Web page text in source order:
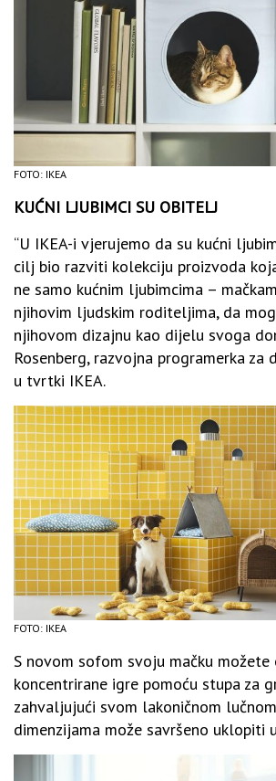
FOTO: IKEA
KUĆNI LJUBIMCI SU OBITELJ
“U IKEA-i vjerujemo da su kućni
cilj bio razviti kolekciju proizvoda
ne samo kućnim ljubimcima –
njihovim ljudskim roditeljima, da
njihovom dizajnu kao dijelu svoga
Rosenberg, razvojna programerka za
u tvrtki IKEA.
FOTO: IKEA
S novom sofom svoju mačku
koncentrirane igre pomoću stupa za
zahvaljujući svom lakoničnom
dimenzijama može savršeno uklopiti